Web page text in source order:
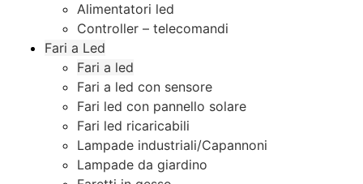
Alimentatori led
Controller – telecomandi
Fari a Led
Fari a led
Fari a led con sensore
Fari led con pannello solare
Fari led ricaricabili
Lampade industriali/Capannoni
Lampade da giardino